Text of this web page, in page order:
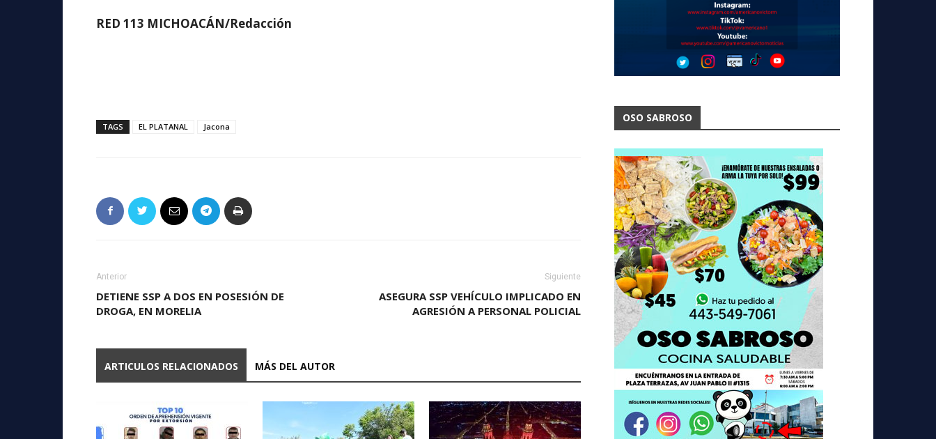
RED 113 MICHOACÁN/Redacción
TAGS EL PLATANAL Jacona
Anterior
DETIENE SSP A DOS EN POSESIÓN DE
DROGA, EN MORELIA
Siguiente
ASEGURA SSP VEHÍCULO IMPLICADO EN
AGRESIÓN A PERSONAL POLICIAL
ARTICULOS RELACIONADOS MÁS DEL AUTOR
OSO SABROSO